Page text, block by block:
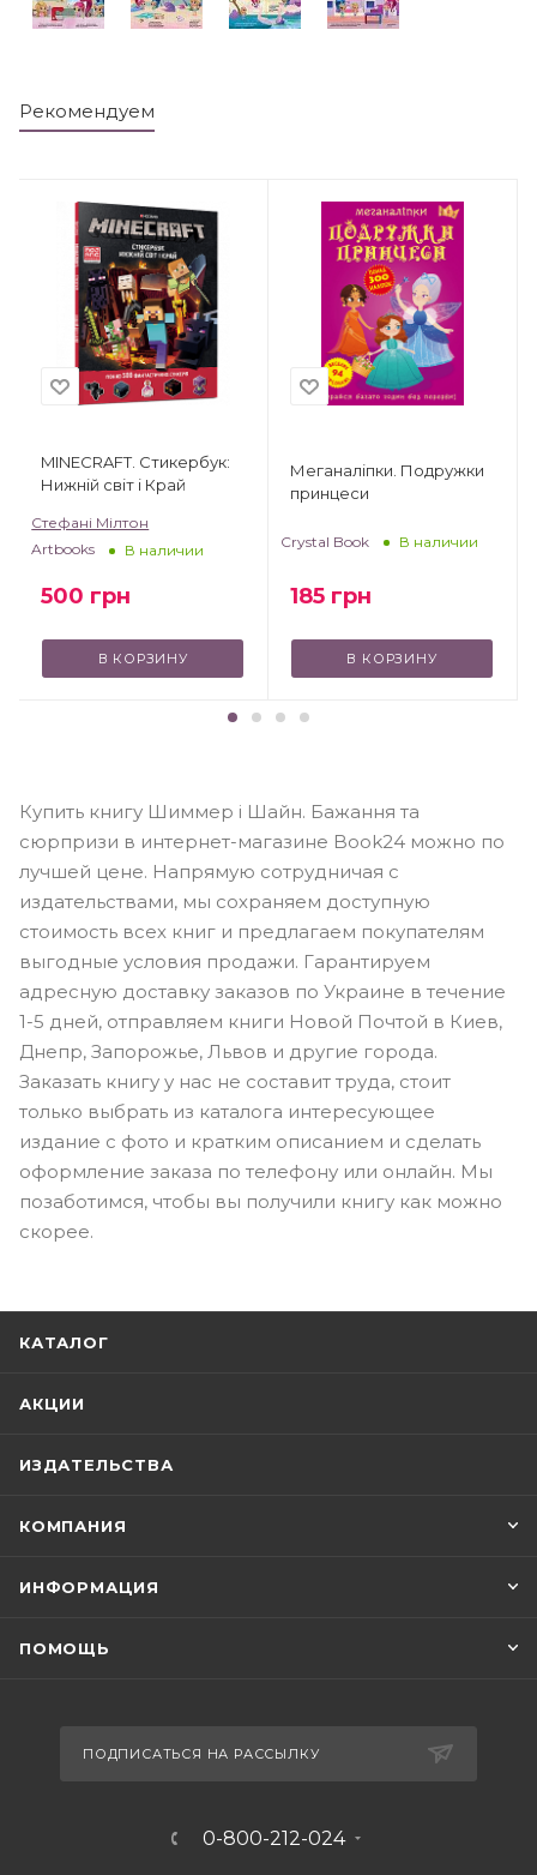
Рекомендуем
MINECRAFT. Стикербук:
Нижній світ і Край
Стефані Мілтон
Artbooks
В наличии
500 грн
В КОРЗИНУ
Меганаліпки. Подружки
принцеси
Crystal Book В наличии
185 грн
В КОРЗИНУ
Купить книгу Шиммер і Шайн. Бажання та
сюрпризи в интернет-магазине Book24 можно по
лучшей цене. Напрямую сотрудничая с
издательствами, мы сохраняем доступную
стоимость всех книг и предлагаем покупателям
выгодные условия продажи. Гарантируем
адресную доставку заказов по Украине в течение
1-5 дней, отправляем книги Новой Почтой в Киев,
Днепр, Запорожье, Львов и другие города.
Заказать книгу у нас не составит труда, стоит
только выбрать из каталога интересующее
издание с фото и кратким описанием и сделать
оформление заказа по телефону или онлайн. Мы
позаботимся, чтобы вы получили книгу как можно
скорее.
КАТАЛОГ
АКЦИИ
ИЗДАТЕЛЬСТВА
КОМПАНИЯ
ИНФОРМАЦИЯ
ПОМОЩЬ
ПОДПИСАТЬСЯ НА РАССЫЛКУ
0-800-212-024